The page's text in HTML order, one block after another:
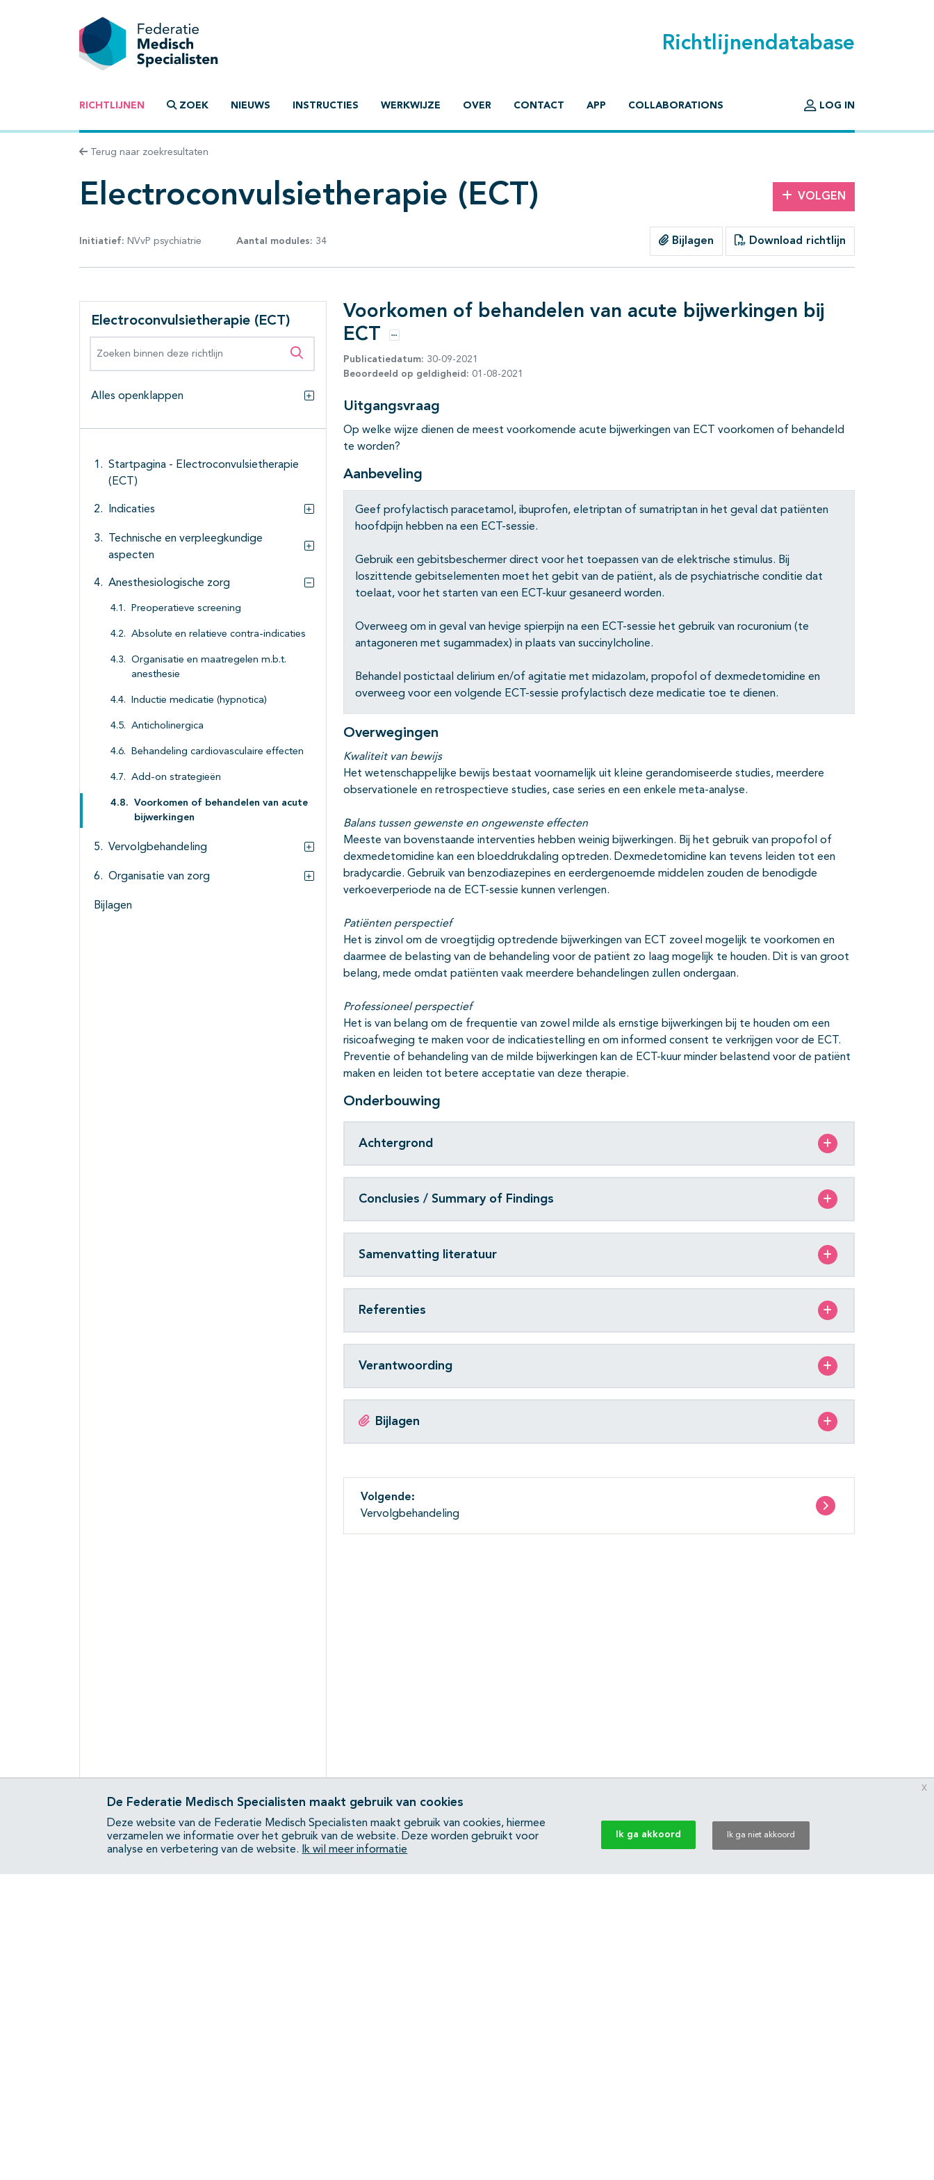
Richtlijnendatabase
RICHTLIJNEN ZOEK NIEUWS INSTRUCTIES WERKWIJZE OVER CONTACT APP COLLABORATIONS LOG IN
Terug naar zoekresultaten
Electroconvulsietherapie (ECT) VOLGEN
Initiatief: NVvP psychiatrie Aantal modules: 34 Bijlagen Download richtlijn
Electroconvulsietherapie (ECT)
Zoeken binnen deze richtlijn
Alles openklappen
Alles openklappen
Startpagina - Electroconvulsietherapie
(ECT)
Indicaties
Subpagina's open- en dichtklappen
Technische en verpleegkundige
aspecten
Subpagina's open- en dichtklappen
Anesthesiologische zorg
Subpagina's open- en dichtklappen
Preoperatieve screening
Absolute en relatieve contra-indicaties
Organisatie en maatregelen m.b.t.
anesthesie
Inductie medicatie (hypnotica)
Anticholinergica
Behandeling cardiovasculaire effecten
Add-on strategieën
Voorkomen of behandelen van acute
bijwerkingen
Vervolgbehandeling
Organisatie van zorg
Subpagina's open- en dichtklappen
Bijlagen
Voorkomen of behandelen van acute bijwerkingen bij
ECT
Opties
Publicatiedatum: 30-09-2021
Beoordeeld op geldigheid: 01-08-2021
Uitgangsvraag
Op welke wijze dienen de meest voorkomende acute bijwerkingen van ECT voorkomen of behandeld
te worden?
Aanbeveling
Geef profylactisch paracetamol, ibuprofen, eletriptan of sumatriptan in het geval dat patiënten
hoofdpijn hebben na een ECT-sessie.
Gebruik een gebitsbeschermer direct voor het toepassen van de elektrische stimulus. Bij
loszittende gebitselementen moet het gebit van de patiënt, als de psychiatrische conditie dat
toelaat, voor het starten van een ECT-kuur gesaneerd worden.
Overweeg om in geval van hevige spierpijn na een ECT-sessie het gebruik van rocuronium (te
antagoneren met sugammadex) in plaats van succinylcholine.
Behandel postictaal delirium en/of agitatie met midazolam, propofol of dexmedetomidine en
overweeg voor een volgende ECT-sessie profylactisch deze medicatie toe te dienen.
Overwegingen
Kwaliteit van bewijs
Het wetenschappelijke bewijs bestaat voornamelijk uit kleine gerandomiseerde studies, meerdere
observationele en retrospectieve studies, case series en een enkele meta-analyse.
Balans tussen gewenste en ongewenste effecten
Meeste van bovenstaande interventies hebben weinig bijwerkingen. Bij het gebruik van propofol of
dexmedetomidine kan een bloeddrukdaling optreden. Dexmedetomidine kan tevens leiden tot een
bradycardie. Gebruik van benzodiazepines en eerdergenoemde middelen zouden de benodigde
verkoeverperiode na de ECT-sessie kunnen verlengen.
Patiënten perspectief
Het is zinvol om de vroegtijdig optredende bijwerkingen van ECT zoveel mogelijk te voorkomen en
daarmee de belasting van de behandeling voor de patiënt zo laag mogelijk te houden. Dit is van groot
belang, mede omdat patiënten vaak meerdere behandelingen zullen ondergaan.
Professioneel perspectief
Het is van belang om de frequentie van zowel milde als ernstige bijwerkingen bij te houden om een
risicoafweging te maken voor de indicatiestelling en om informed consent te verkrijgen voor de ECT.
Preventie of behandeling van de milde bijwerkingen kan de ECT-kuur minder belastend voor de patiënt
maken en leiden tot betere acceptatie van deze therapie.
Onderbouwing
Achtergrond
Conclusies / Summary of Findings
Samenvatting literatuur
Referenties
Verantwoording
Bijlagen
Volgende:
Vervolgbehandeling
De Federatie Medisch Specialisten maakt gebruik van cookies
Deze website van de Federatie Medisch Specialisten maakt gebruik van cookies, hiermee
verzamelen we informatie over het gebruik van de website. Deze worden gebruikt voor
analyse en verbetering van de website.
Ik wil meer informatie
Ik ga akkoord Ik ga niet akkoord
x